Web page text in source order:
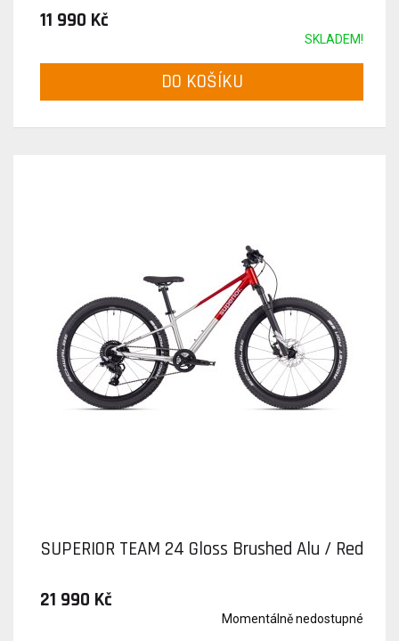
11 990 Kč
SKLADEM!
DO KOŠÍKU
SUPERIOR TEAM 24 Gloss Brushed Alu / Red
21 990 Kč
Momentálně nedostupné